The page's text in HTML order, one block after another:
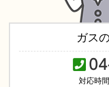
ガス
対応時